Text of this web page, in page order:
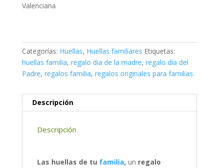
Valenciana
Categorías: Huellas, Huellas familiares Etiquetas:
huellas familia, regalo dia de la madre, regalo día del
Padre, regalos familia, regalos originales para familias
Descripción
Descripción
Las huellas de tu familia, un regalo